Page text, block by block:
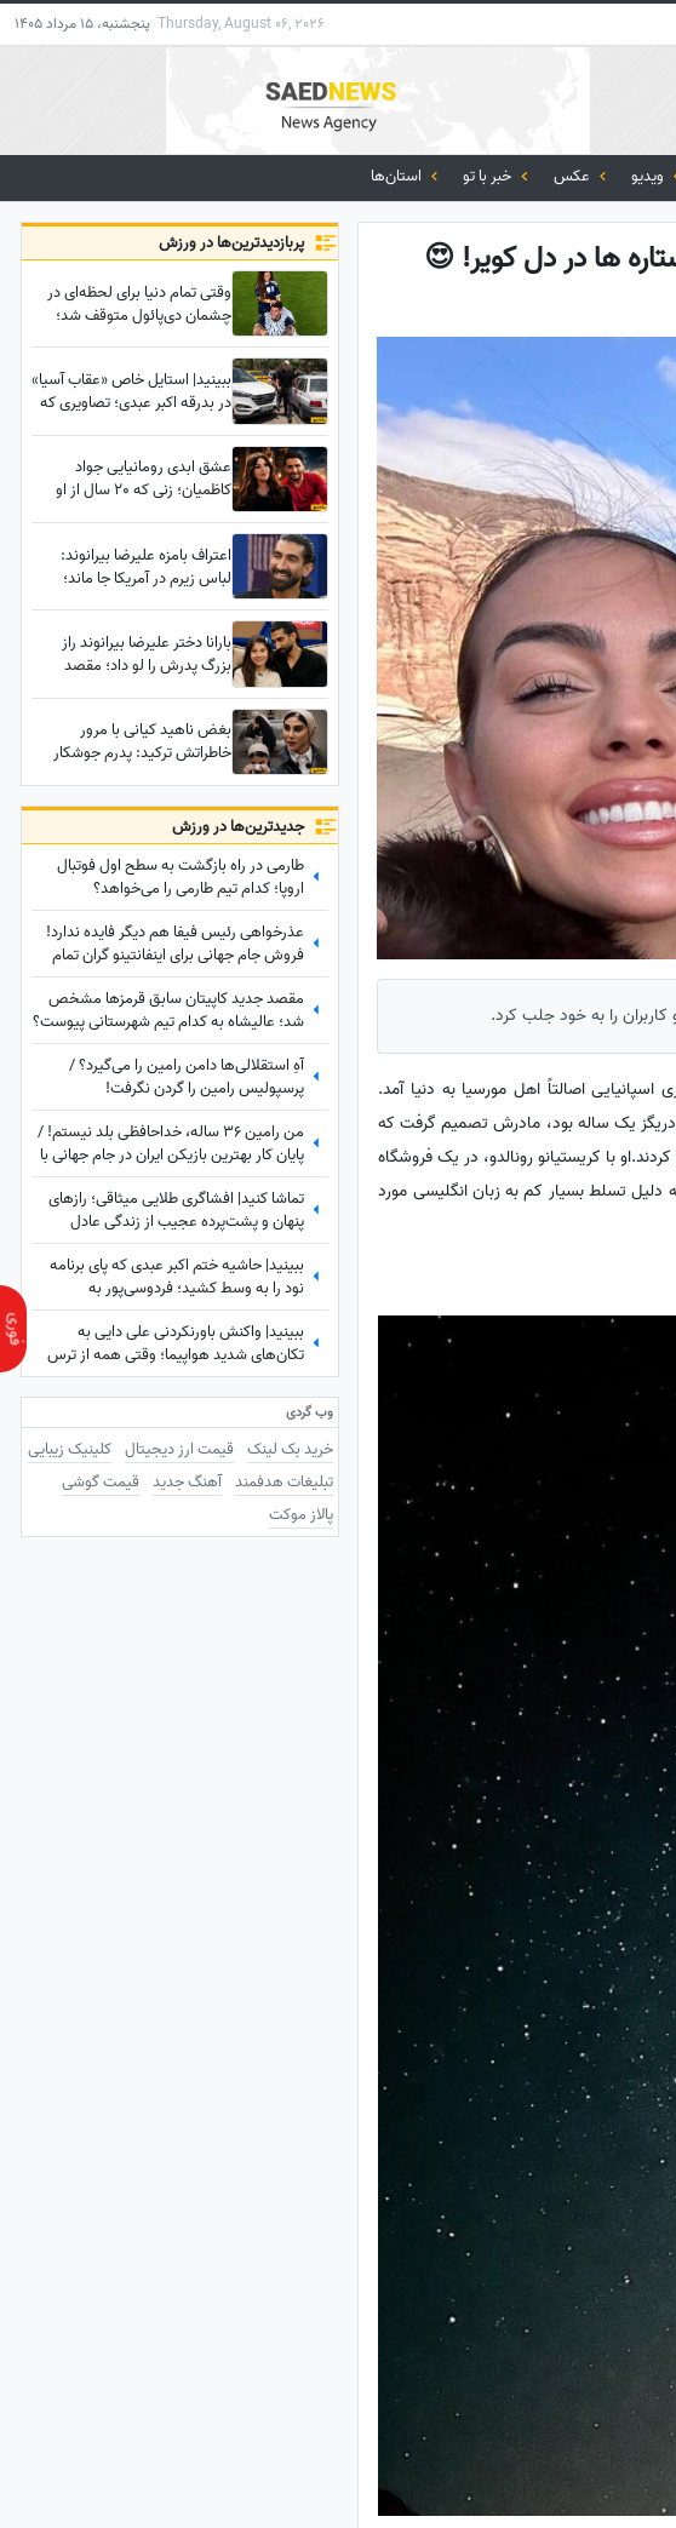
Thursday, August 06, 2026 پنجشنبه، 15 مرداد 1405
ویدیو عکس خبر با تو استان‌ها
ها در دل کویر! 😍
را به خود جلب کرد.
اسپانیایی اصالتاً اهل مورسیا به دنیا آمد.
رودریگز یک ساله بود، مادرش تصمیم گرفت که
با کریستیانو رونالدو، در یک فروشگاه
دلیل تسلط بسیار کم به زبان انگلیسی مورد
پربازدید‌ترین‌ها در ورزش
وقتی تمام دنیا برای لحظه‌ای در
چشمان دی‌پائول متوقف شد؛
ببینید| استایل خاص «عقاب آسیا»
در بدرقه اکبر عبدی؛ تصاویری که
عشق ابدی رومانیایی جواد
کاظمیان؛ زنی که 20 سال از او
اعتراف بامزه علیرضا بیرانوند:
لباس زیرم در آمریکا جا ماند؛
بارانا دختر علیرضا بیرانوند راز
بزرگ پدرش را لو داد؛ مقصد
بغض ناهید کیانی با مرور
خاطراتش ترکید: پدرم جوشکار
نمی‌شد.../ زمزمه‌های شبانه
ناهید کیانی بالای سر جسم
بی‌رمق پدرش
جدید‌ترین‌ها در ورزش
طارمی در راه بازگشت به سطح اول فوتبال
اروپا؛ کدام تیم طارمی را می‌خواهد؟
عذرخواهی رئیس فیفا هم دیگر فایده ندارد!
فروش جام جهانی برای اینفانتینو گران تمام
شد
مقصد جدید کاپیتان سابق قرمزها مشخص
شد؛ عالیشاه به کدام تیم شهرستانی پیوست؟
آهِ استقلالی‌ها دامن رامین را می‌گیرد؟ /
پرسپولیس رامین را گردن نگرفت!
من رامین 36 ساله، خداحافظی بلد نیستم! /
پایان کار بهترین بازیکن ایران در جام جهانی با
استقلال تهران
تماشا کنید| افشاگری طلایی میثاقی؛ رازهای
پنهان و پشت‌پرده عجیب از زندگی عادل
فردوسی‌پور که تا امروز نشنیده بودید!
ببینید| حاشیه ختم اکبر عبدی که پای برنامه
نود را به وسط کشید؛ فردوسی‌پور به
دستبوسی وزیر چه واکنشی نشان داد؟
ببینید| واکنش باورنکردنی علی دایی به
تکان‌های شدید هواپیما؛ وقتی همه از ترس
رنگشان پریده بود اما آقای فوتبالیست...
وب گردی
خرید بک لینک قیمت ارز دیجیتال کلینیک زیبایی
تبلیغات هدفمند آهنگ جدید قیمت گوشی
پالاز موکت